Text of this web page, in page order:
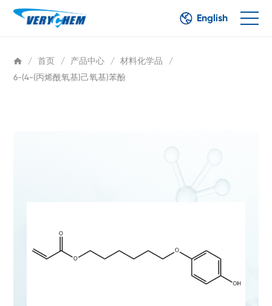
English
/ 首页 / 产品中心 / 材料化学品
/
6-(4-(丙烯酰氧基)己氧基)苯酚